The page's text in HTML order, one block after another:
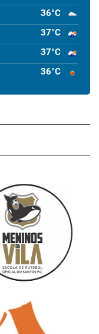
36°C
37°C
37°C
36°C